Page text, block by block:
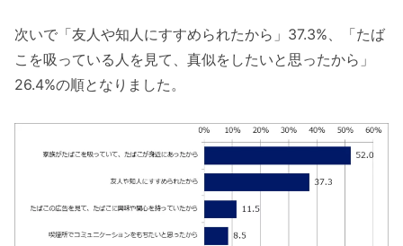
次いで「友人や知人にすすめられたから」37.3%、「たば
こを吸っている人を見て、真似をしたいと思ったから」
26.4%の順となりました。